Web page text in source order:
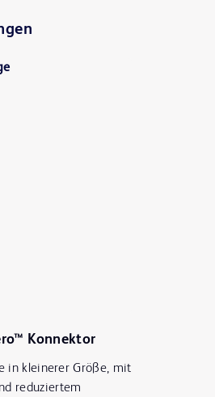
Konnektor
in kleinerer Größe, mit
reduziertem